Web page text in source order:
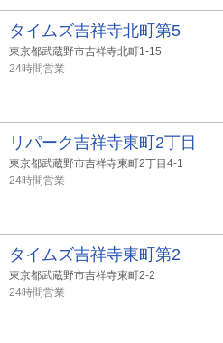
タイムズ吉祥寺北町第5
東京都武蔵野市吉祥寺北町1-15
24時間営業
リパーク吉祥寺東町2丁目
東京都武蔵野市吉祥寺東町2丁目4-1
24時間営業
タイムズ吉祥寺東町第2
東京都武蔵野市吉祥寺東町2-2
24時間営業